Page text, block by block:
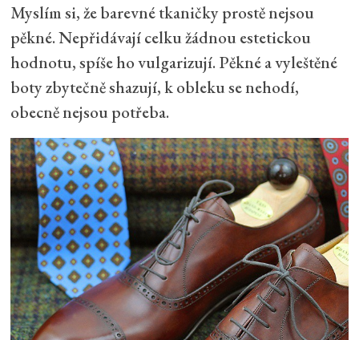
Myslím si, že barevné tkaničky prostě nejsou
pěkné. Nepřidávají celku žádnou estetickou
hodnotu, spíše ho vulgarizují. Pěkné a vyleštěné
boty zbytečně shazují, k obleku se nehodí,
obecně nejsou potřeba.